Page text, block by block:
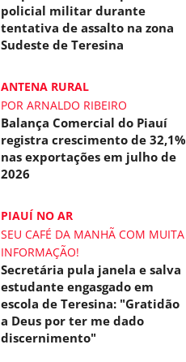
policial militar durante
tentativa de assalto na zona
Sudeste de Teresina
ANTENA RURAL
POR ARNALDO RIBEIRO
Balança Comercial do Piauí
registra crescimento de 32,1%
nas exportações em julho de
2026
PIAUÍ NO AR
SEU CAFÉ DA MANHÃ COM MUITA
INFORMAÇÃO!
Secretária pula janela e salva
estudante engasgado em
escola de Teresina: "Gratidão
a Deus por ter me dado
discernimento"